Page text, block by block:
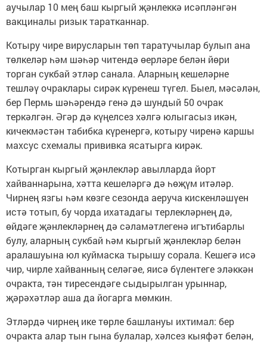
аучылар 10 мең баш кыргый җәнлеккә исәпләнгән
вакциналы ризык таратканнар.
Котыру чире вирусларын төп таратучылар булып ана
төлкеләр һәм шәһәр читендә өерләре белән йөри
торган сукбай этләр санала. Аларның кешеләрне
тешләү очраклары сирәк күренеш түгел. Быел, мәсәлән,
бер Пермь шәһәрендә генә дә шундый 50 очрак
теркәлгән. Әгәр дә күңелсез хәлгә юлыгасыз икән,
кичекмәстән табибка күренергә, котыру чиренә каршы
махсус схемалы прививка ясатырга кирәк.
Котырган кыргый җәнлекләр авылларда йорт
хайваннарына, хәтта кешеләргә дә һөҗүм итәләр.
Чирнең язгы һәм көзге сезонда аеруча кискенләшүен
истә тотып, бу чорда ихатадагы терлекләрнең дә,
өйдәге җәнлекләрнең дә сәламәтлегенә игътибарлы
булу, аларның сукбай һәм кыргый җәнлекләр белән
аралашуына юл куймаска тырышу сорала. Кешегә исә
чир, чирле хайванның селәгәе, яисә бүлентеге эләккән
очракта, тән тиресендәге сыдырылган урыннар,
җәрәхәтләр аша да йогарга мөмкин.
Этләрдә чирнең ике төрле башлануы ихтимал: бер
очракта алар тын гына булалар, хәлсез кыяфәт белән,